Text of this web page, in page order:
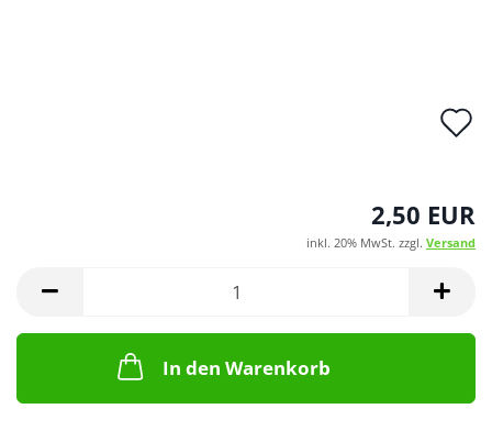
2,50 EUR
inkl. 20% MwSt. zzgl. Versand
In den Warenkorb